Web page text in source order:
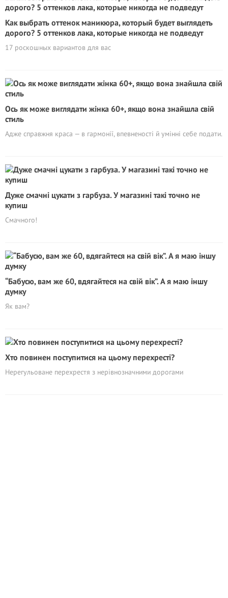
Как выбрать оттенок маникюра, который будет выглядеть
дорого? 5 оттенков лака, которые никогда не подведут
17 роскошных вариантов для вас
Ось як може виглядати жінка 60+, якщо вона знайшла свій
стиль
Адже справжня краса — в гармонії, впевненості й умінні себе подати.
Дуже смачні цукати з гарбуза. У магазині такі точно не
купиш
Смачного!
“Бабусю, вам же 60, вдягайтеся на свій вік”. А я маю іншу
думку
Як вам?
Хто повинен поступитися на цьому перехресті?
Нерегульоване перехрестя з нерівнозначними дорогами